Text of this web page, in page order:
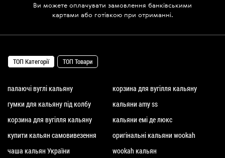
Ви можете оплачувати замовлення банківськими
картами або готівкою при отриманні.
ТОП Категорії ТОП Товари
палаючі вуглі кальяну
корзина для вугілля кальяну
гумки для кальяну під колбу
кальяни amy ss
корзина для вугілля кальяну
кальяни емі де люкс
купити кальян самовивезення
оригінальні кальяни wookah
чаша кальян України
wookah кальян